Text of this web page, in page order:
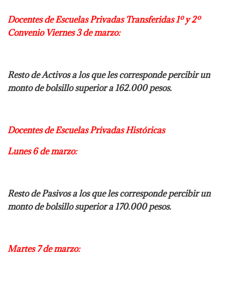
Docentes de Escuelas Privadas Transferidas 1º y 2º
Convenio Viernes 3 de marzo:
Resto de Activos a los que les corresponde percibir un
monto de bolsillo superior a 162.000 pesos.
Docentes de Escuelas Privadas Históricas
Lunes 6 de marzo:
Resto de Pasivos a los que les corresponde percibir un
monto de bolsillo superior a 170.000 pesos.
Martes 7 de marzo: